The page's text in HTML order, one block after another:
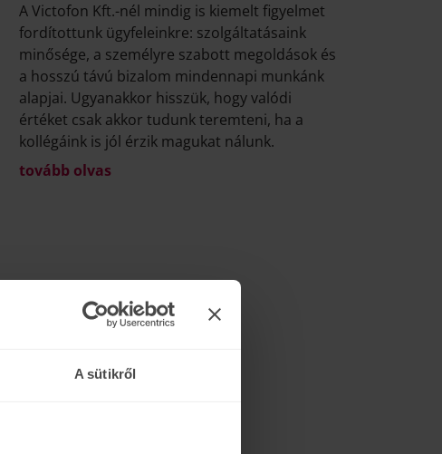
A sütikről
A Victofon Kft.-nél mindig is kiemelt figyelmet
fordítottunk ügyfeleinkre: szolgáltatásaink
minősége, a személyre szabott megoldások és
a hosszú távú bizalom mindennapi munkánk
alapjai. Ugyanakkor hisszük, hogy valódi
értéket csak akkor tudunk teremteni, ha a
kollégáink is jól érzik magukat nálunk.
tovább olvas